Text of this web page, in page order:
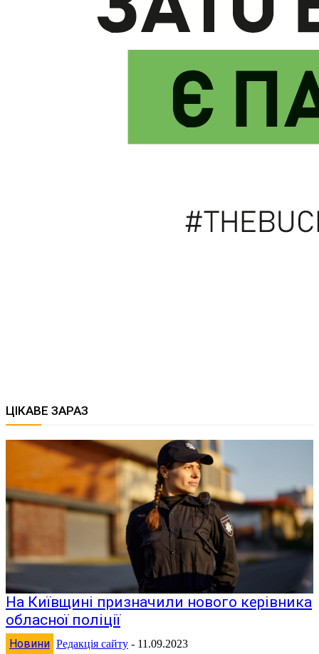
ЦІКАВЕ ЗАРАЗ
На Київщині призначили нового керівника
обласної поліції
Новини Редакція сайту - 11.09.2023